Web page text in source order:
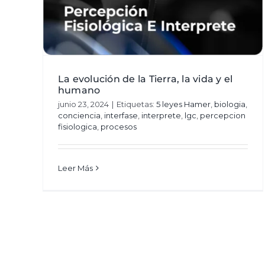
La evolución de la Tierra, la vida y el
humano
junio 23, 2024 | Etiquetas: 5 leyes Hamer, biologia,
conciencia, interfase, interprete, lgc, percepcion
fisiologica, procesos
Leer Más